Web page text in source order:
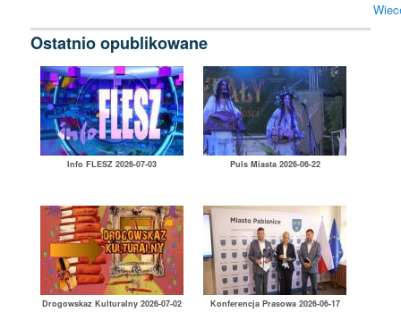
Ostatnio opublikowane
Info FLESZ 2026-07-03 Puls Miasta 2026-06-22
Drogowskaz Kulturalny 2026-07-02 Konferencja Prasowa 2026-06-17